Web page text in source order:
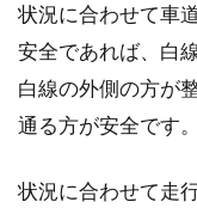
状況に合わせて車
安全であれば、白
白線の外側の方が
通る方が安全です。
状況に合わせて走